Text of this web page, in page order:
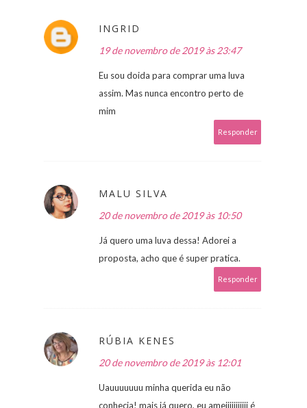
INGRID
19 de novembro de 2019 às 23:47
Eu sou doida para comprar uma luva
assim. Mas nunca encontro perto de
mim
Responder
MALU SILVA
20 de novembro de 2019 às 10:50
Já quero uma luva dessa! Adorei a
proposta, acho que é super pratica.
Responder
RÚBIA KENES
20 de novembro de 2019 às 12:01
Uauuuuuuu minha querida eu não
conhecia! mais já quero, eu ameiiiiiiiiiii é